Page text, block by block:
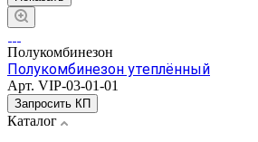
Полукомбинезон
Полукомбинезон утеплённый
Арт. VIP-03-01-01
Запросить КП
Каталог